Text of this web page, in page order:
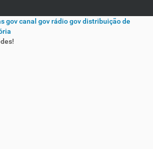
govcanal govrádio govdistribuição de